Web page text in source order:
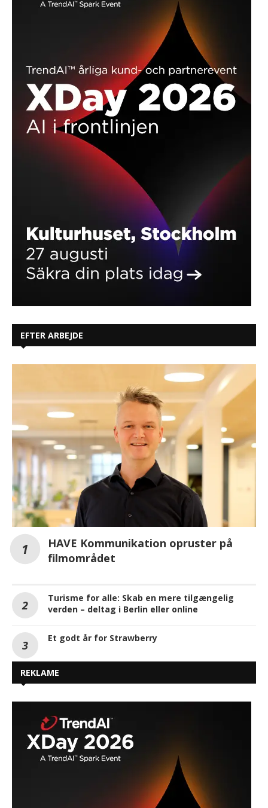
EFTER ARBEJDE
HAVE Kommunikation opruster på
filmområdet
Turisme for alle: Skab en mere tilgængelig
verden – deltag i Berlin eller online
Et godt år for Strawberry
REKLAME